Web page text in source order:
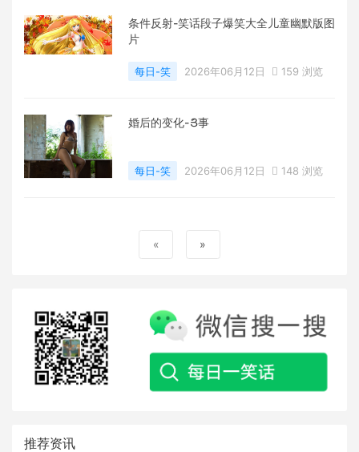
条件反射-笑话段子爆笑大全儿童幽默版图
片
每日-笑 2026年06月12日 159 浏览
婚后的变化-ަՅ事
每日-笑 2026年06月12日 148 浏览
« »
推荐资讯